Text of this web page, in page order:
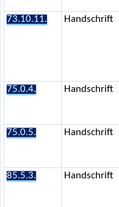
73.10.11.
Handschrift
75.0.4.
Handschrift
75.0.5.
Handschrift
85.5.3.
Handschrift